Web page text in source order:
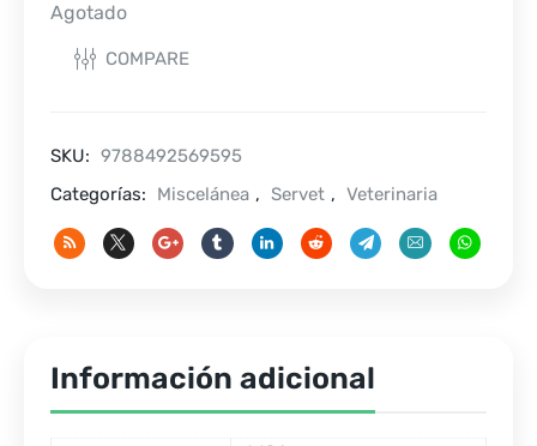
Agotado
COMPARE
SKU: 9788492569595
Categorías:
Miscelánea , Servet , Veterinaria
Información adicional